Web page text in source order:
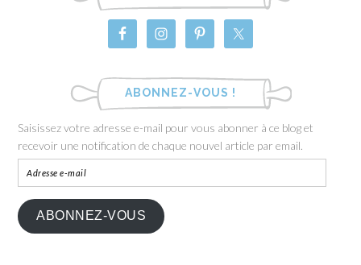
ABONNEZ-VOUS !
Saisissez votre adresse e-mail pour vous abonner à ce blog et
recevoir une notification de chaque nouvel article par email.
ABONNEZ-VOUS